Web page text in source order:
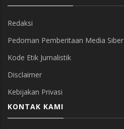
Redaksi
Pedoman Pemberitaan Media Siber
Kode Etik Jurnalistik
Disclaimer
Kebijakan Privasi
KONTAK KAMI